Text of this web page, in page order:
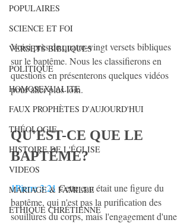
POPULAIRES
SCIENCE ET FOI
VERSETS BIBLIQUES
POLITIQUE
HOMOSEXUALITE
FAUX PROPHÈTES D'AUJOURD'HUI
THÉOLOGIE
HISTOIRE DE L'ÉGLISE
VIDEOS
MARIAGE & FAMILLE
ÉTHIQUE CHRÉTIENNE
Voici près de quatre-vingt versets bibliques
sur le baptême. Nous les classifierons en
questions en présenterons quelques vidéos
pour aller plus loin.
QU'EST-CE QUE LE
BAPTÊME?
1Pierre 3:21 Cette eau était une figure du
baptême, qui n'est pas la purification des
souillures du corps, mais l'engagement d'une